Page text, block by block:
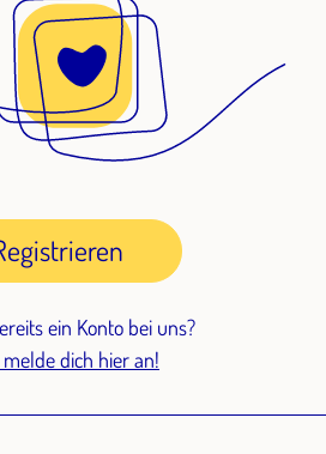
ein Konto bei uns?
dich hier an!